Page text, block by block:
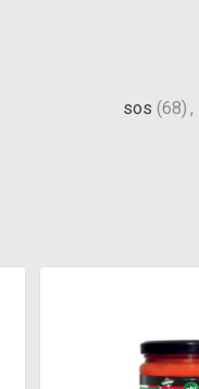
sos (68) ,